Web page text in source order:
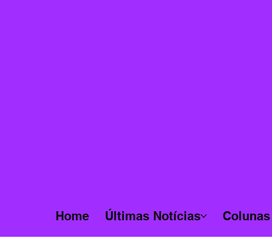
Home Últimas Notícias